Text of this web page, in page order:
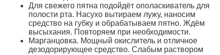
Для свежего пятна подойдёт ополаскиватель для
полости рта. Насухо вытираем лужу, наносим
средство на губку и обрабатываем пятно. Ждём
высыхания. Повторяем при необходимости.
Марганцовка. Мощный окислитель и отличное
дезодорирующее средство. Слабым раствором